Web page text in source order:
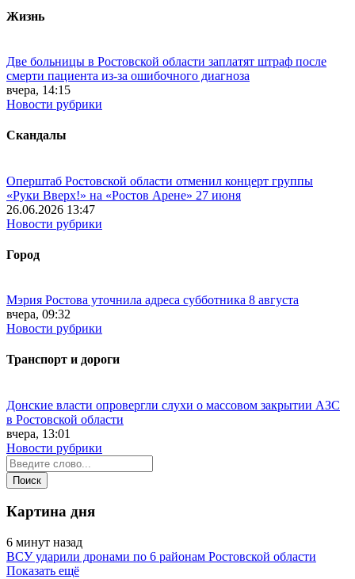
Жизнь
Две больницы в Ростовской области заплатят штраф после
смерти пациента из-за ошибочного диагноза
вчера, 14:15
Новости рубрики
Скандалы
Оперштаб Ростовской области отменил концерт группы
«Руки Вверх!» на «Ростов Арене» 27 июня
26.06.2026 13:47
Новости рубрики
Город
Мэрия Ростова уточнила адреса субботника 8 августа
вчера, 09:32
Новости рубрики
Транспорт и дороги
Донские власти опровергли слухи о массовом закрытии АЗС
в Ростовской области
вчера, 13:01
Новости рубрики
Картина дня
6 минут назад
ВСУ ударили дронами по 6 районам Ростовской области
Показать ещё